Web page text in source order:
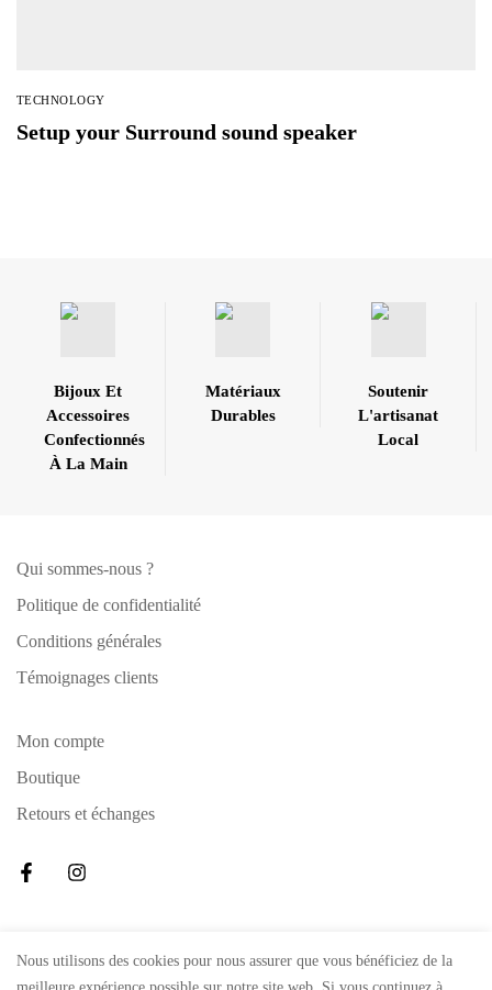
TECHNOLOGY
Setup your Surround sound speaker
Bijoux Et
Accessoires
Confectionnés
À La Main
Matériaux
Durables
Soutenir
L'artisanat
Local
Qui sommes-nous ?
Politique de confidentialité
Conditions générales
Témoignages clients
Mon compte
Boutique
Retours et échanges
TangoParacorde Site réalisé par
Nous utilisons des cookies pour nous assurer que vous bénéficiez de la